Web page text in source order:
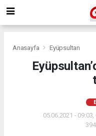
Anasayfa Eyüpsultan
05.06.2021 -